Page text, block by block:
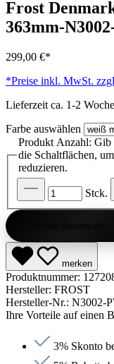
Frost
363mm-
299,00 €*
*Preise inkl. MwSt.
Lieferzeit ca. 1-2
Farbe auswählen
Produkt Anzahl: Gib
die Schaltflächen,
reduzieren.
Stck.
merken
Produktnummer:
Hersteller: FROST
Hersteller-Nr.: N3002-
Ihre Vorteile auf einen
3% Skonto